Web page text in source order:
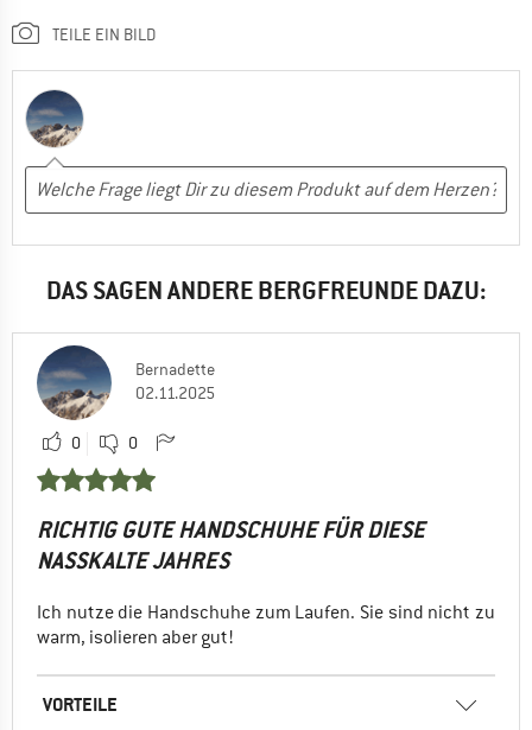
TEILE EIN BILD
DAS SAGEN ANDERE BERGFREUNDE DAZU:
Bernadette
02.11.2025
0 0
RICHTIG GUTE HANDSCHUHE FÜR DIESE
NASSKALTE JAHRES
Ich nutze die Handschuhe zum Laufen. Sie sind nicht zu
warm, isolieren aber gut!
VORTEILE